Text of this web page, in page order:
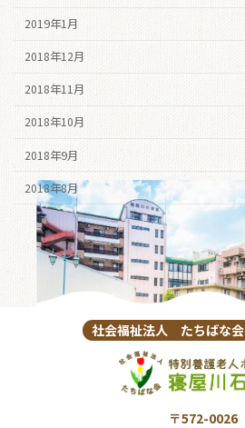
2019年1月
2018年12月
2018年11月
2018年10月
2018年9月
2018年8月
社会福祉法人 たちばな会
〒572-0026